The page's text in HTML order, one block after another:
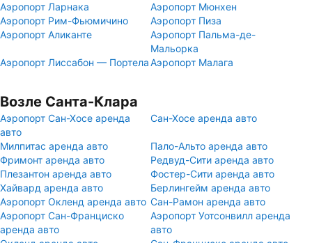
Аэропорт Ларнака
Аэропорт Мюнхен
Аэропорт Рим-Фьюмичино
Аэропорт Пиза
Аэропорт Аликанте
Аэропорт Пальма-де-
Мальорка
Аэропорт Лиссабон — ПортелаАэропорт Малага
Возле Санта-Клара
Аэропорт Сан-Хосе аренда
авто
Сан-Хосе аренда авто
Милпитас аренда авто
Пало-Альто аренда авто
Фримонт аренда авто
Редвуд-Сити аренда авто
Плезантон аренда авто
Фостер-Сити аренда авто
Хайвард аренда авто
Берлингейм аренда авто
Аэропорт Окленд аренда авто Сан-Рамон аренда авто
Аэропорт Сан-Франциско
аренда авто
Аэропорт Уотсонвилл аренда
авто